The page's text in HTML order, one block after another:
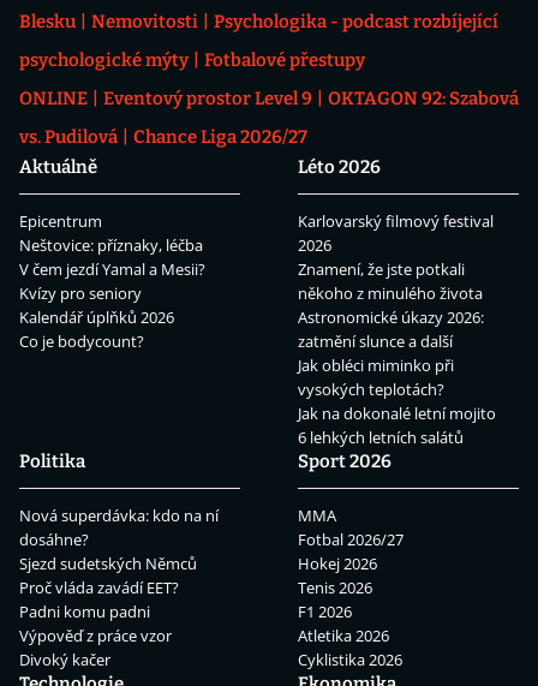
Blesku
Nemovitosti
Psychologika - podcast rozbíjející
psychologické mýty
Fotbalové přestupy
ONLINE
Eventový prostor Level 9
OKTAGON 92: Szabová
vs. Pudilová
Chance Liga 2026/27
Aktuálně
Epicentrum
Neštovice: příznaky, léčba
V čem jezdí Yamal a Mesii?
Kvízy pro seniory
Kalendář úplňků 2026
Co je bodycount?
Léto 2026
Karlovarský filmový festival
2026
Znamení, že jste potkali
někoho z minulého života
Astronomické úkazy 2026:
zatmění slunce a další
Jak obléci miminko při
vysokých teplotách?
Jak na dokonalé letní mojito
6 lehkých letních salátů
Politika
Nová superdávka: kdo na ní
dosáhne?
Sjezd sudetských Němců
Proč vláda zavádí EET?
Padni komu padni
Výpověď z práce vzor
Divoký kačer
Sport 2026
MMA
Fotbal 2026/27
Hokej 2026
Tenis 2026
F1 2026
Atletika 2026
Cyklistika 2026